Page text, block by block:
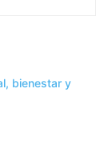
bienestar y